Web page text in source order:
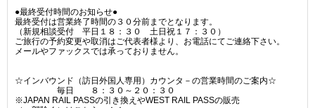
●最終受付時間のお知らせ●
最終受付は営業終了時間の３０分前までとなります。
（新規相談受付 平日１８：３０ 土日祝１７：３０）
ご旅行の予約変更や取消はご代表者様より、お電話にてご連絡下さい。
メールやファックスでは承っておりません。
☆インバウンド（訪日外国人専用）カウンタ－の営業時間のご案内☆
毎日 ８：３０～２０：３０
※JAPAN RAIL PASSの引き換えやWEST RAIL PASSの販売